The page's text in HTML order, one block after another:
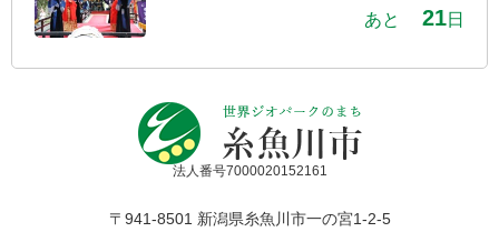
あと 21日
法人番号7000020152161
〒941-8501 新潟県糸魚川市一の宮1-2-5